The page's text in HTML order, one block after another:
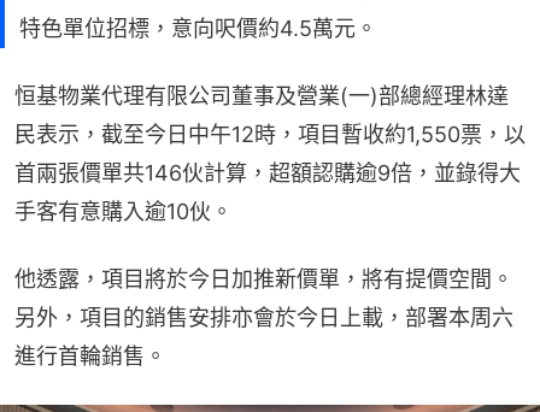
特色單位招標，意向呎價約4.5萬元。
恒基物業代理有限公司董事及營業(一)部總經理林達
民表示，截至今日中午12時，項目暫收約1,550票，以
首兩張價單共146伙計算，超額認購逾9倍，並錄得大
手客有意購入逾10伙。
他透露，項目將於今日加推新價單，將有提價空間。
另外，項目的銷售安排亦會於今日上載，部署本周六
進行首輪銷售。